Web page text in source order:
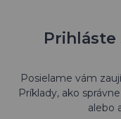
Prihláste
Posielame vám
Príklady, ako
alebo